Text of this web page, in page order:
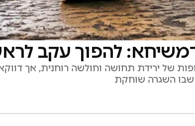
להפוך עקב
של ירידת תחושה וחולשה רוחנית, אך
שבו השגרה שוחקת